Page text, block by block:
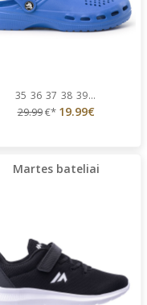
35 36 37 38 39...
29.99€* 19.99€
Martes bateliai